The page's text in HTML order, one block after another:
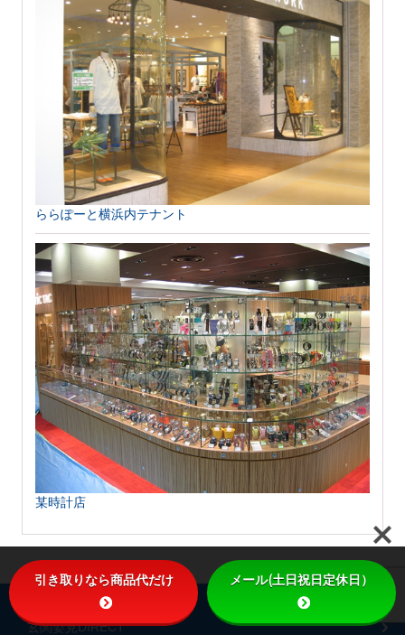
ららぽーと横浜内テナント
某時計店
主なサービス
玄関姿見DIRECT
引き取りなら商品代だけ メール(土日祝日定休日）